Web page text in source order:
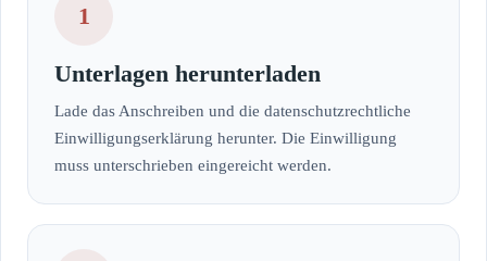
1
Unterlagen herunterladen
Lade das Anschreiben und die datenschutzrechtliche
Einwilligungserklärung herunter. Die Einwilligung
muss unterschrieben eingereicht werden.